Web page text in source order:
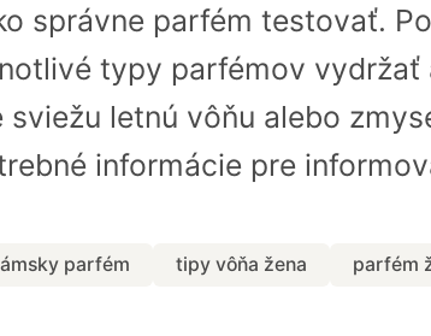
správne parfém testovať.
typy parfémov
letnú vôňu alebo
informácie pre
parfém tipy vôňa žena parfém